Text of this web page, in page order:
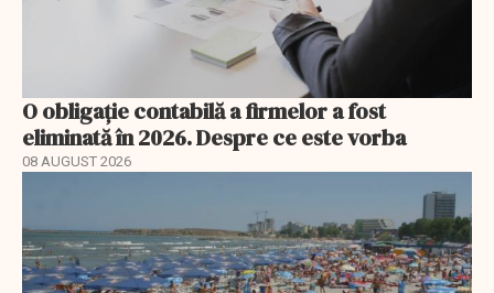
O obligație contabilă a firmelor a fost
eliminată în 2026. Despre ce este vorba
08 AUGUST 2026